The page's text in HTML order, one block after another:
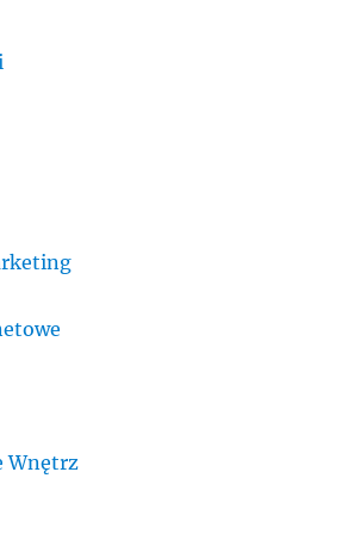
Wnętrz